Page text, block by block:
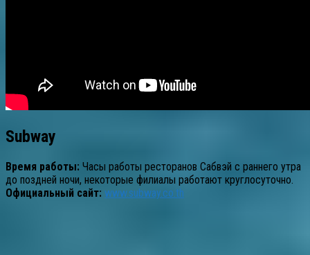
Subway
Время работы: Часы работы ресторанов Сабвэй с раннего утра
до поздней ночи, некоторые филиалы работают круглосуточно.
Официальный сайт: www.subway.co.th